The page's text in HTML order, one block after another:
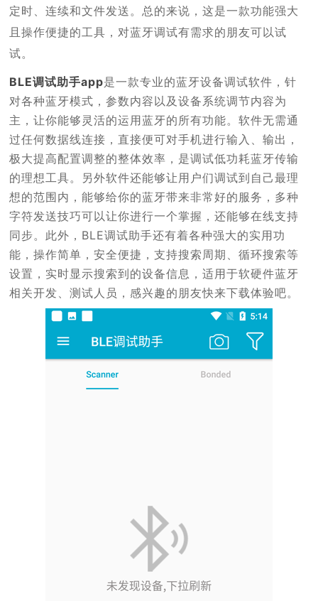
定时、连续和文件发送。总的来说，这是一款功能强大
且操作便捷的工具，对蓝牙调试有需求的朋友可以试
试。
BLE调试助手app是一款专业的蓝牙设备调试软件，针
对各种蓝牙模式，参数内容以及设备系统调节内容为
主，让你能够灵活的运用蓝牙的所有功能。软件无需通
过任何数据线连接，直接便可对手机进行输入、输出，
极大提高配置调整的整体效率，是调试低功耗蓝牙传输
的理想工具。另外软件还能够让用户们调试到自己最理
想的范围内，能够给你的蓝牙带来非常好的服务，多种
字符发送技巧可以让你进行一个掌握，还能够在线支持
同步。此外，BLE调试助手还有着各种强大的实用功
能，操作简单，安全便捷，支持搜索周期、循环搜索等
设置，实时显示搜索到的设备信息，适用于软硬件蓝牙
相关开发、测试人员，感兴趣的朋友快来下载体验吧。